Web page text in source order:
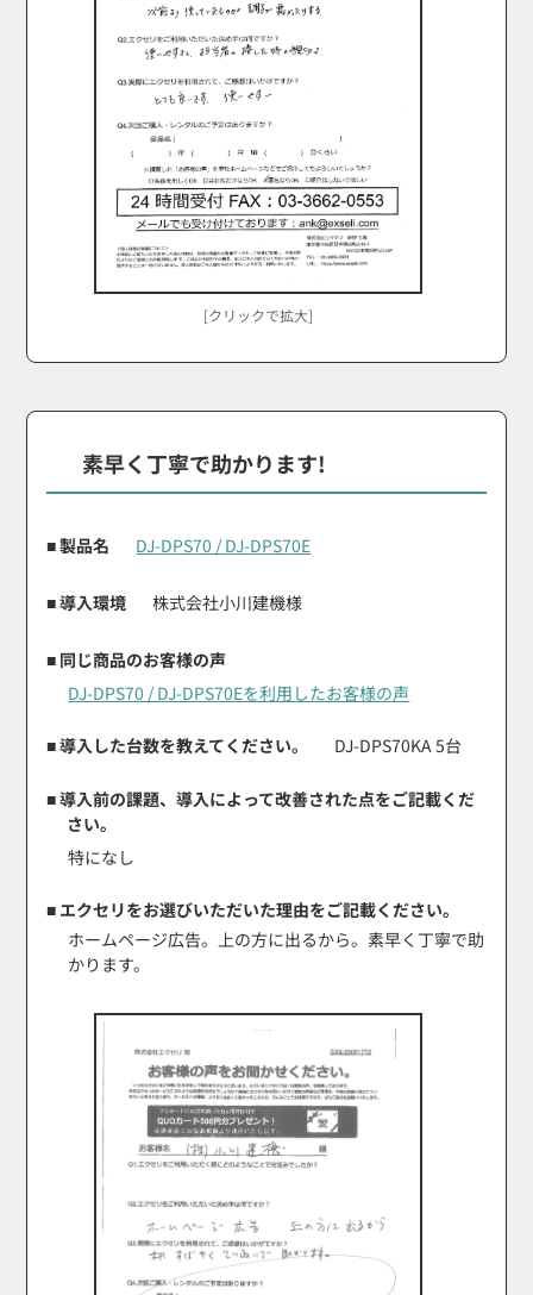
[クリックで拡大]
素早く丁寧で助かります!
■ 製品名 DJ-DPS70 / DJ-DPS70E
■ 導入環境 株式会社小川建機様
■ 同じ商品のお客様の声
DJ-DPS70 / DJ-DPS70Eを利用したお客様の声
■ 導入した台数を教えてください。 DJ-DPS70KA 5台
■ 導入前の課題、導入によって改善された点をご記載くだ
さい。
特になし
■ エクセリをお選びいただいた理由をご記載ください。
ホームページ広告。上の方に出るから。素早く丁寧で助
かります。